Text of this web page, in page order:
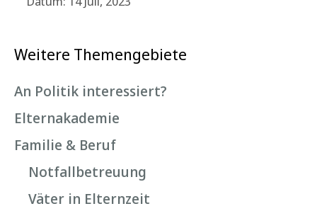
Weitere Themengebiete
An Politik interessiert?
Elternakademie
Familie & Beruf
Notfallbetreuung
Väter in Elternzeit